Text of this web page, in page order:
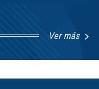
Ver más